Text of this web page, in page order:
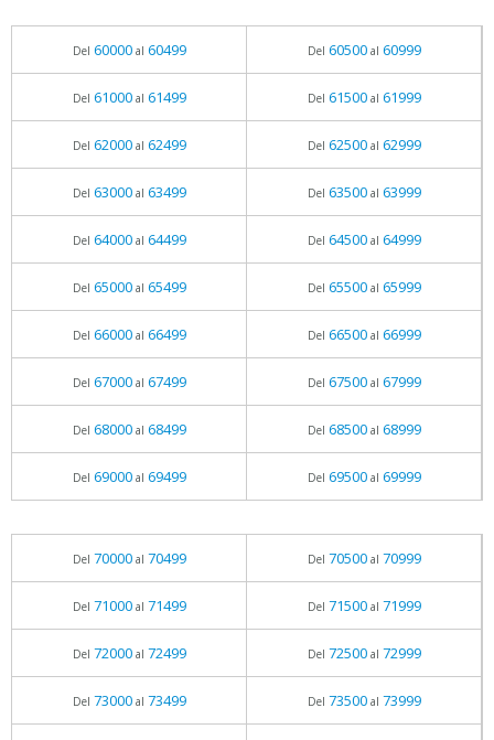
Del 60000al 60499 Del 60500al 60999
Del 61000al 61499 Del 61500al 61999
Del 62000al 62499 Del 62500al 62999
Del 63000al 63499 Del 63500al 63999
Del 64000al 64499 Del 64500al 64999
Del 65000al 65499 Del 65500al 65999
Del 66000al 66499 Del 66500al 66999
Del 67000al 67499 Del 67500al 67999
Del 68000al 68499 Del 68500al 68999
Del 69000al 69499 Del 69500al 69999
Del 70000al 70499 Del 70500al 70999
Del 71000al 71499 Del 71500al 71999
Del 72000al 72499 Del 72500al 72999
Del 73000al 73499 Del 73500al 73999